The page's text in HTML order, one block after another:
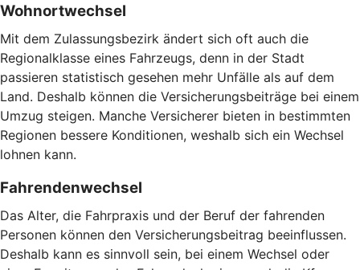
Wohnortwechsel
Mit dem Zulassungsbezirk ändert sich oft auch die
Regionalklasse eines Fahrzeugs, denn in der Stadt
passieren statistisch gesehen mehr Unfälle als auf dem
Land. Deshalb können die Versicherungsbeiträge bei einem
Umzug steigen. Manche Versicherer bieten in bestimmten
Regionen bessere Konditionen, weshalb sich ein Wechsel
lohnen kann.
Fahrendenwechsel
Das Alter, die Fahrpraxis und der Beruf der fahrenden
Personen können den Versicherungsbeitrag beeinflussen.
Deshalb kann es sinnvoll sein, bei einem Wechsel oder